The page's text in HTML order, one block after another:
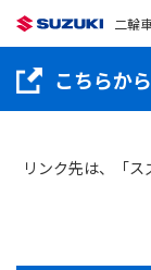
二輪
こちらか
リンク先は、「